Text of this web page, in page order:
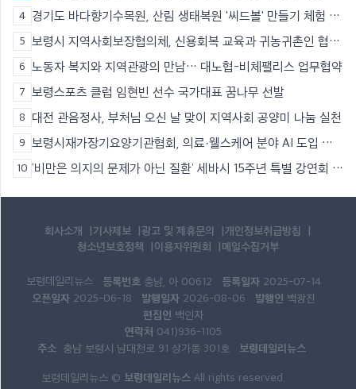
면
4 경기도 바다향기수목원, 산림 생태복원 '씨드볼' 만들기 체험 운
영
5 보령시 지역사회보장협의체, 신용회복 교육과 귀농귀촌인 협력
으로 지역 나눔 실천
6 노동자 복지와 지역관광의 만남… 대노협-비체팰리스 업무협약
7 보령스포츠 클럽 임현빈 선수 국가대표 꿈나무 선발
8 대전 관음정사, 부처님 오신 날 맞이 지역사회 공양미 나눔 실천
9 보령시재가장기요양기관협회, 의료·웰스케어 분야 AI 도입 위
한 인공지능 세미나 개최
10 ‘비만은 의지의 문제가 아닌 질환’ 세바시 15주년 특별 강연회 성
회사소개 기사제보 광고 및 제휴문의
개인정보취급방침
청소년보호정책
이용자위원회 메일수집거부
보령데일리뉴스 등록번호 충남, 아 00612 등록일자 2025-07-14
오픈일자 2025-06-18 발행일자 2026-08-06 발행인 백광진
편집인 백인자
연락처 041)936-1105
주소 충남 보령시 남대천로 91 상가동 301호 보령데일리뉴스
보령데일리뉴스 © 보령데일리뉴스 All rights reserved.